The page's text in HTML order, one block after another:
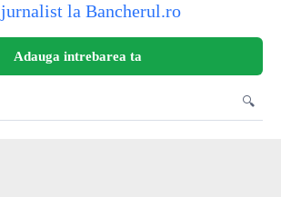
jurnalist la Bancherul.ro
Adauga intrebarea ta
🔍